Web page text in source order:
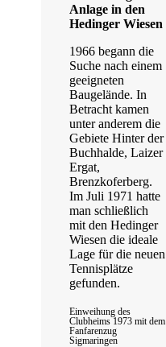
Anlage in den
Hedinger Wiesen
1966 begann die
Suche nach einem
geeigneten
Baugelände. In
Betracht kamen
unter anderem die
Gebiete Hinter der
Buchhalde, Laizer
Ergat,
Brenzkoferberg.
Im Juli 1971 hatte
man schließlich
mit den Hedinger
Wiesen die ideale
Lage für die neuen
Tennisplätze
gefunden.
Einweihung des
Clubheims 1973 mit dem
Fanfarenzug
Sigmaringen